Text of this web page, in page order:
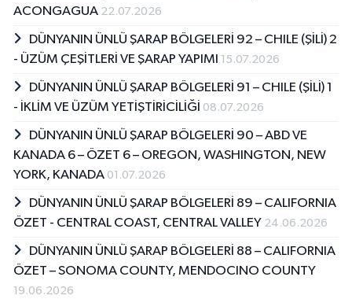
ACONGAGUA 22.07.2026
DÜNYANIN ÜNLÜ ŞARAP BÖLGELERİ 92 – CHILE (ŞİLİ) 2
- ÜZÜM ÇEŞİTLERİ VE ŞARAP YAPIMI 15.07.2026
DÜNYANIN ÜNLÜ ŞARAP BÖLGELERİ 91 – CHILE (ŞİLİ) 1
- İKLİM VE ÜZÜM YETİŞTİRİCİLİĞİ 08.07.2026
DÜNYANIN ÜNLÜ ŞARAP BÖLGELERİ 90 – ABD VE
KANADA 6 – ÖZET 6 – OREGON, WASHINGTON, NEW
YORK, KANADA 01.07.2026
DÜNYANIN ÜNLÜ ŞARAP BÖLGELERİ 89 – CALIFORNIA
ÖZET - CENTRAL COAST, CENTRAL VALLEY 24.06.2026
DÜNYANIN ÜNLÜ ŞARAP BÖLGELERİ 88 – CALIFORNIA
ÖZET – SONOMA COUNTY, MENDOCINO COUNTY
19.06.2026